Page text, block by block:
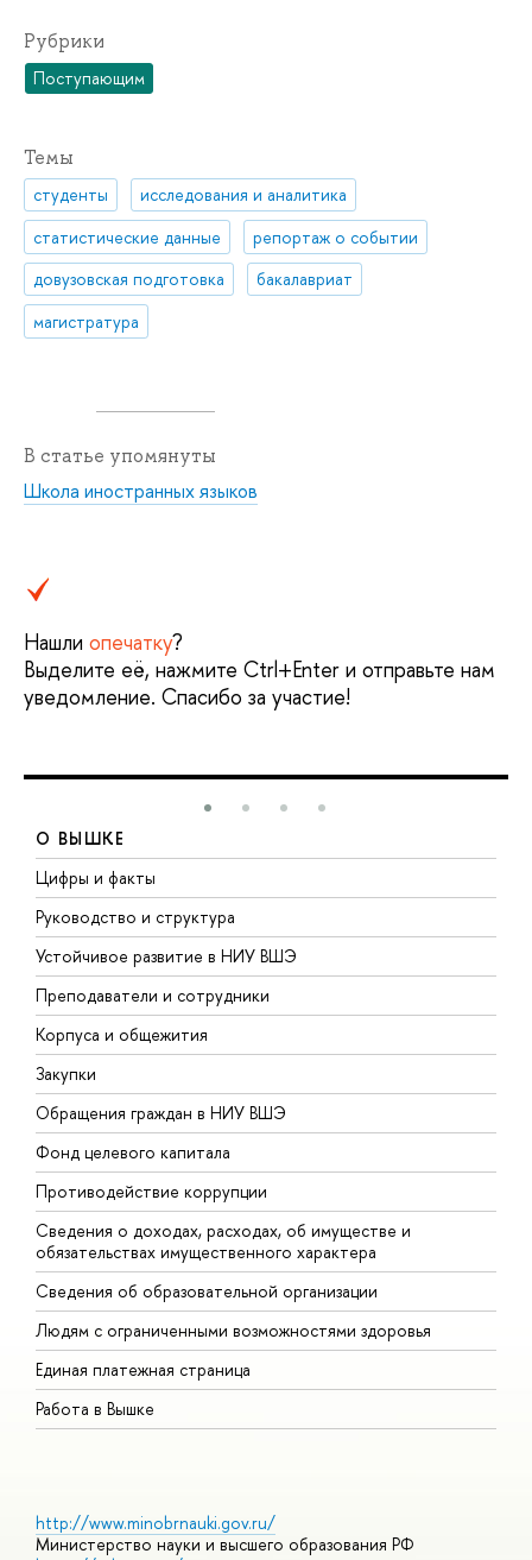
Рубрики
Поступающим
Темы
студенты
исследования и аналитика
статистические данные
репортаж о событии
довузовская подготовка
бакалавриат
магистратура
В статье упомянуты
Школа иностранных языков
Нашли опечатку?
Выделите её, нажмите Ctrl+Enter и отправьте нам
уведомление. Спасибо за участие!
О ВЫШКЕ
Цифры и факты
Руководство и структура
Устойчивое развитие в НИУ ВШЭ
Преподаватели и сотрудники
Корпуса и общежития
Закупки
Обращения граждан в НИУ ВШЭ
Фонд целевого капитала
Противодействие коррупции
Сведения о доходах, расходах, об имуществе и
обязательствах имущественного характера
Сведения об образовательной организации
Людям с ограниченными возможностями здоровья
Единая платежная страница
Работа в Вышке
http://www.minobrnauki.gov.ru/
Министерство науки и высшего образования РФ